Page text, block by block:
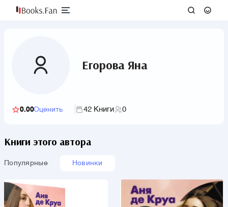
Егорова Яна
0.00Оценить 42 Книги 0
Книги этого автора
Популярные Новинки